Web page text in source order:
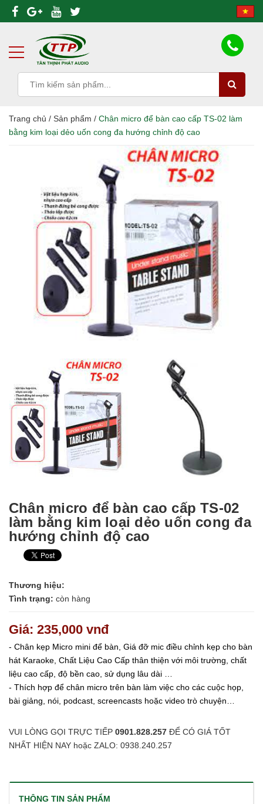
Trang chủ / Sản phẩm / Chân micro để bàn cao cấp TS-02 làm
bằng kim loại dẻo uốn cong đa hướng chỉnh độ cao
Chân micro để bàn cao cấp TS-02
làm bằng kim loại dẻo uốn cong đa
hướng chỉnh độ cao
Thương hiệu:
Tình trạng: còn hàng
Giá: 235,000 vnđ
- Chân kẹp Micro mini để bàn, Giá đỡ mic điều chỉnh kẹp cho bàn
hát Karaoke, Chất Liệu Cao Cấp thân thiện với môi trường, chất
liệu cao cấp, độ bền cao, sử dụng lâu dài …
- Thích hợp để chân micro trên bàn làm việc cho các cuộc họp,
bài giảng, nói, podcast, screencasts hoặc video trò chuyện…
VUI LÒNG GỌI TRỰC TIẾP 0901.828.257 ĐỂ CÓ GIÁ TỐT
NHẤT HIỆN NAY hoặc ZALO: 0938.240.257
THÔNG TIN SẢN PHẨM